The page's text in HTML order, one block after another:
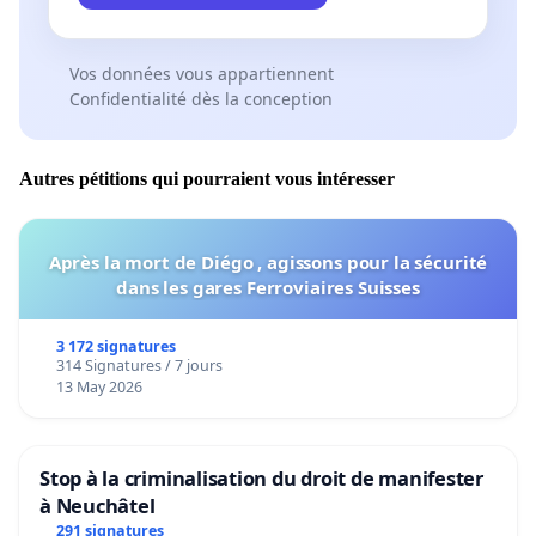
INTERNATIONALES AUXQUELLES L'ÉTAT EST SOUMIS
(UE, OTAN)
Voici les chefs d'accusations pour lesquels nous
demandons une ouverture d'enquête et une
condamnation envers l’État français:
CRIMES:
- avec usage de la force,
- contre la propriété (monétaire, immobilière,
mobilière),
- contre l'ordre public (police et armée), - contre l'état
(évasion fiscale, haute-trahison),
procédures, entrave, parjure),
- crimes non-faits (sans aucun dommage reconnu,
Vos données vous appartiennent
Confidentialité dès la conception
Autres pétitions qui pourraient vous intéresser
Après la mort de Diégo , agissons pour la sécurité
dans les gares Ferroviaires Suisses
3 172 signatures
314 Signatures / 7 jours
13 May 2026
Stop à la criminalisation du droit de manifester
à Neuchâtel
291 signatures